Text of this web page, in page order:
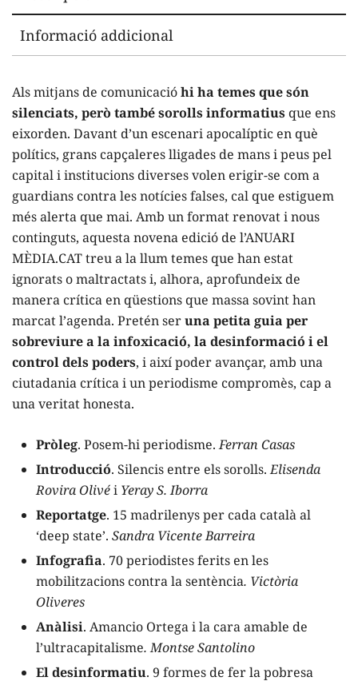
Informació addicional
Als mitjans de comunicacióhi ha temes que són
silenciats, però també sorolls informatiusque ens
eixorden. Davant d’un escenari apocalíptic en què
polítics, grans capçaleres lligades de mans i peus pel
capital i institucions diverses volen erigir-se com a
guardians contra les notícies falses, cal que estiguem
més alerta que mai. Amb un format renovat i nous
continguts, aquesta novena edició de l’ANUARI
MÈDIA.CAT treu a la llum temes que han estat
ignorats o maltractats i, alhora, aprofundeix de
manera crítica en qüestions que massa sovint han
marcat l’agenda. Pretén seruna petita guia per
sobreviure a la infoxicació, la desinformació i el
control dels poders, i així poder avançar, amb una
ciutadania crítica i un periodisme compromès, cap a
una veritat honesta.
Pròleg. Posem-hi periodisme.Ferran Casas
Introducció. Silencis entre els sorolls.Elisenda
Rovira Olivéi Yeray S. Iborra
Reportatge. 15 madrilenys per cada català al
‘deep state’. Sandra Vicente Barreira
Infografia. 70 periodistes ferits en les
mobilitzacions contra la sentència. Victòria
Oliveres
Anàlisi. Amancio Ortega i la cara amable de
l’ultracapitalisme. Montse Santolino
El desinformatiu. 9 formes de fer la pobresa